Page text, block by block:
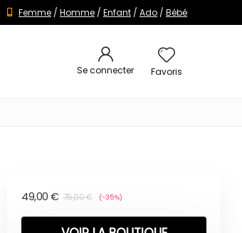
Femme / Homme / Enfant / Ado / Bébé
Se connecter Favoris
75,00€
49,00 € (-35%)